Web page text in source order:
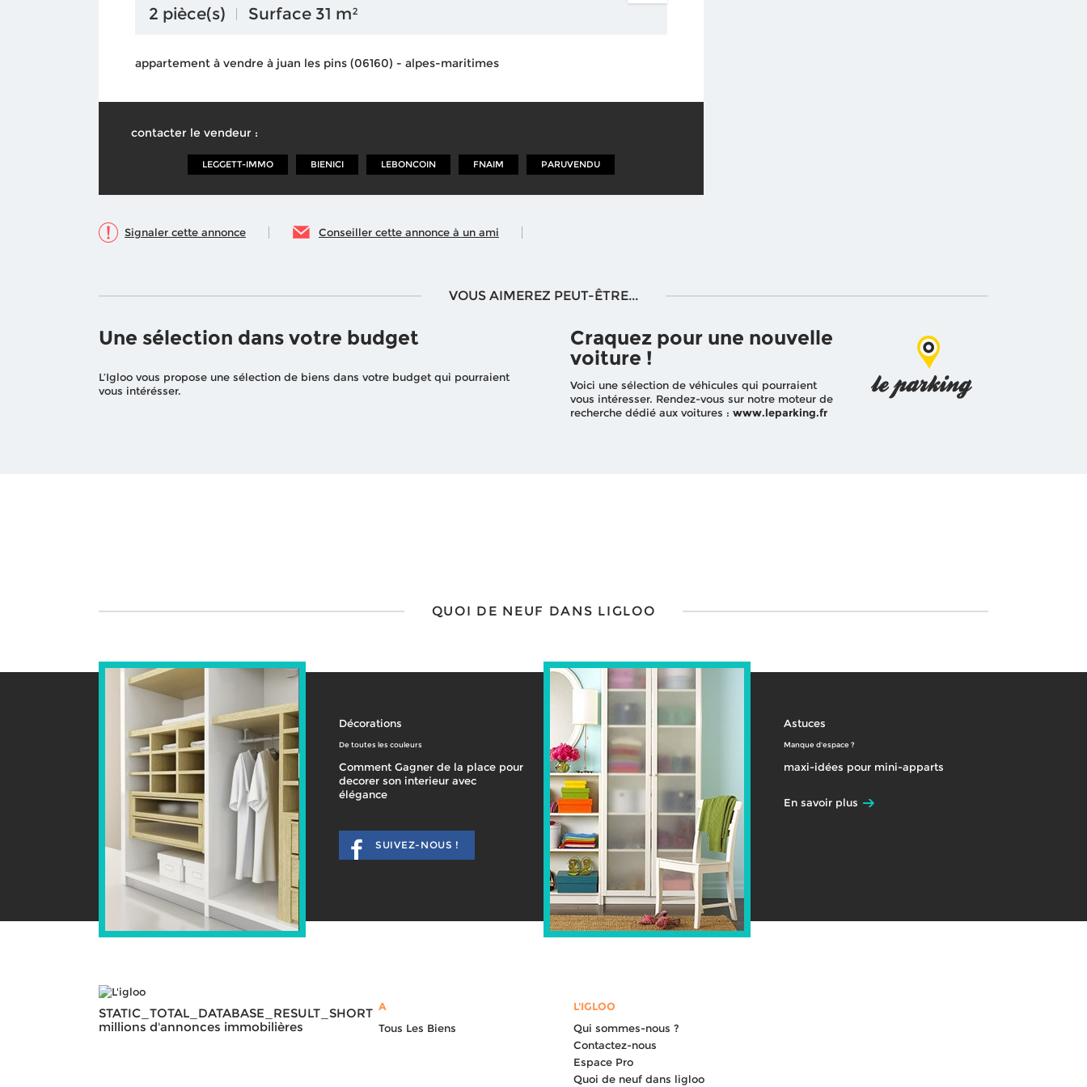
2 pièce(s) Surface 31 m²
appartement à vendre à juan les pins (06160) - alpes-maritimes
contacter le vendeur :
LEGGETT-IMMO BIENICI LEBONCOIN FNAIM PARUVENDU
Signaler cette annonce Conseiller cette annonce à un ami
VOUS AIMEREZ PEUT-ÊTRE...
Une sélection dans votre budget
L’Igloo vous propose une sélection de biens dans votre budget qui pourraient
vous intérésser.
Craquez pour une nouvelle
voiture !
Voici une sélection de véhicules qui pourraient
vous intéresser. Rendez-vous sur notre moteur de
recherche dédié aux voitures : www.leparking.fr
QUOI DE NEUF DANS LIGLOO
Décorations
De toutes les couleurs
Comment Gagner de la place pour
decorer son interieur avec
élégance
SUIVEZ-NOUS !
Astuces
Manque d'espace ?
maxi-idées pour mini-apparts
En savoir plus
STATIC_TOTAL_DATABASE_RESULT_SHORT
millions d'annonces immobilières
A
Tous Les Biens
L'IGLOO
Qui sommes-nous ?
Contactez-nous
Espace Pro
Quoi de neuf dans ligloo